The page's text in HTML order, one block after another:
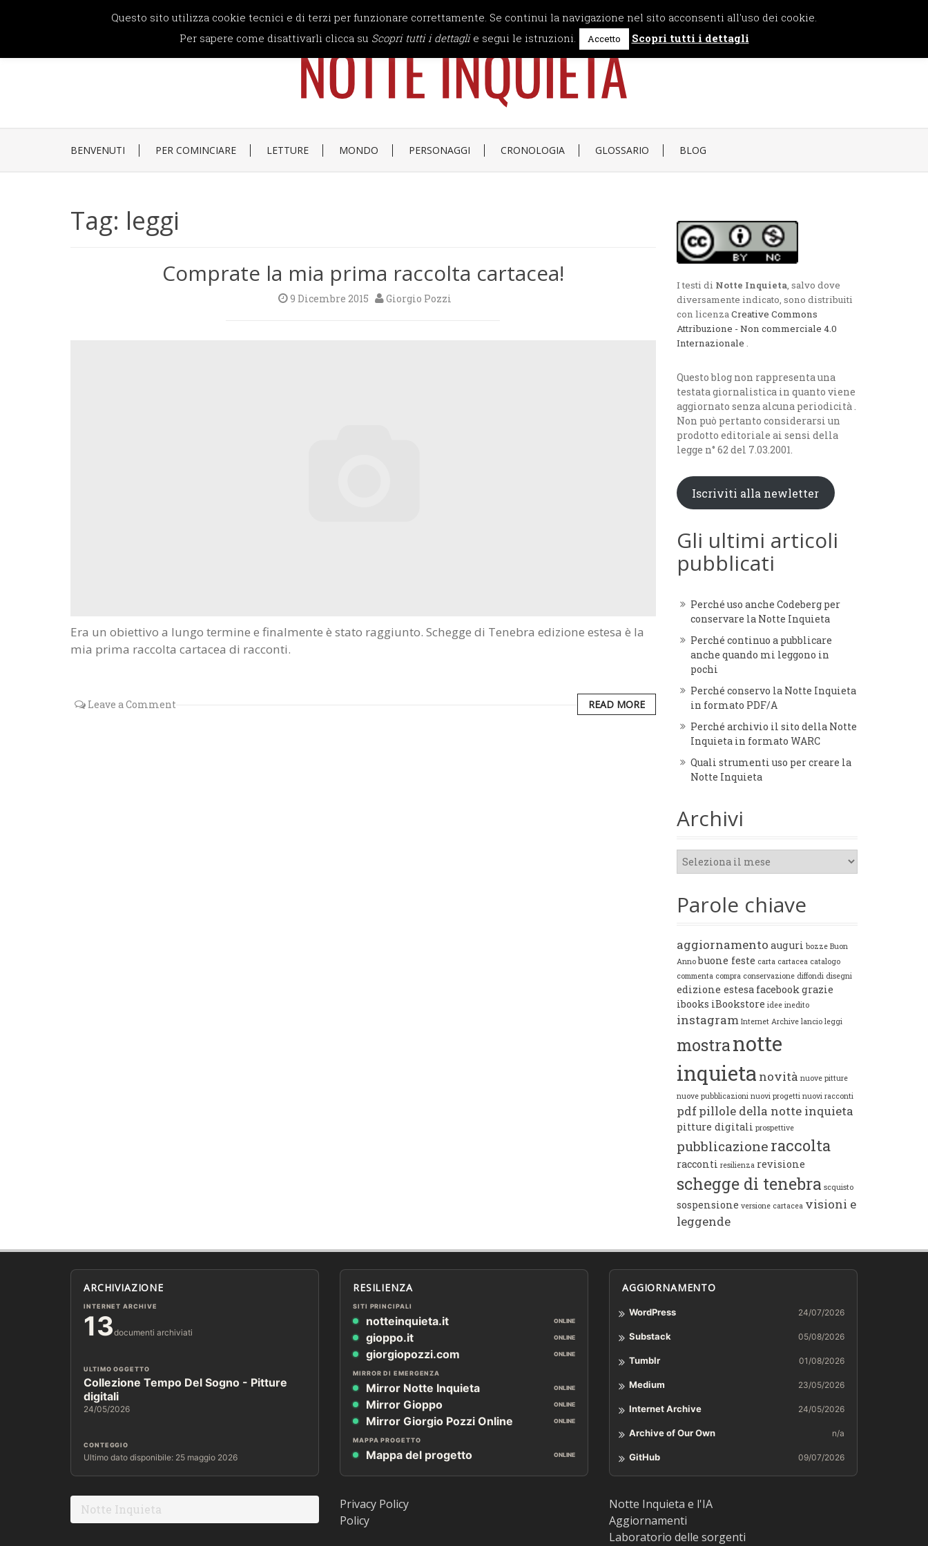
BENVENUTI PER COMINCIARE LETTURE MONDO PERSONAGGI CRONOLOGIA GLOSSARIO BLOG
Tag: leggi
Comprate la mia prima raccolta cartacea!
9 Dicembre 2015 Giorgio Pozzi
Era un obiettivo a lungo termine e finalmente è stato raggiunto. Schegge di Tenebra edizione estesa è la
mia prima raccolta cartacea di racconti.
Leave a Comment READ MORE
I testi di Notte Inquieta, salvo dove
diversamente indicato, sono distribuiti
con licenzaCreative Commons
Attribuzione - Non commerciale 4.0
Internazionale .
Questo blog non rappresenta una
testata giornalistica in quanto viene
aggiornato senza alcuna periodicità .
Non può pertanto considerarsi un
prodotto editoriale ai sensi della
legge n° 62 del 7.03.2001.
Iscriviti alla newletter
Gli ultimi articoli
pubblicati
Perché uso anche Codeberg per
conservare la Notte Inquieta
Perché continuo a pubblicare
anche quando mi leggono in
pochi
Perché conservo la Notte Inquieta
in formato PDF/A
Perché archivio il sito della Notte
Inquieta in formato WARC
Quali strumenti uso per creare la
Notte Inquieta
Archivi
Archivi
Parole chiave
aggiornamento auguri bozze Buon
Anno buone feste carta cartacea catalogo
commenta compra conservazione diffondi disegni
edizione estesa facebookgrazie
ibooks iBookstore idee inedito
instagram Internet Archive lancio leggi
mostranotte
inquieta novità nuove pitture
nuove pubblicazioni nuovi progetti nuovi racconti
pdfpillole della notte inquieta
pitture digitali prospettive
pubblicazione raccolta
racconti resilienza revisione
schegge di tenebra scquisto
sospensione versione cartacea visioni e
leggende
ARCHIVIAZIONE
INTERNET ARCHIVE
13documenti archiviati
ULTIMO OGGETTO
Collezione Tempo Del Sogno - Pitture
digitali
24/05/2026
CONTEGGIO
Ultimo dato disponibile: 25 maggio 2026
Notte Inquieta
RESILIENZA
SITI PRINCIPALI
notteinquieta.it ONLINE
gioppo.it ONLINE
giorgiopozzi.com ONLINE
MIRROR DI EMERGENZA
Mirror Notte Inquieta ONLINE
Mirror Gioppo ONLINE
Mirror Giorgio Pozzi Online ONLINE
MAPPA PROGETTO
Mappa del progetto ONLINE
Privacy Policy
Policy
AGGIORNAMENTO
WordPress 24/07/2026
Substack 05/08/2026
Tumblr 01/08/2026
Medium 23/05/2026
Internet Archive 24/05/2026
Archive of Our Own n/a
GitHub 09/07/2026
Notte Inquieta e l'IA
Aggiornamenti
Laboratorio delle sorgenti
Questo sito utilizza cookie tecnici e di terzi per funzionare correttamente. Se continui la navigazione nel sito acconsenti all'uso dei cookie.
Per sapere come disattivarli clicca su Scopri tutti i dettaglie segui le istruzioni. Accetto Scopri tutti i dettagli